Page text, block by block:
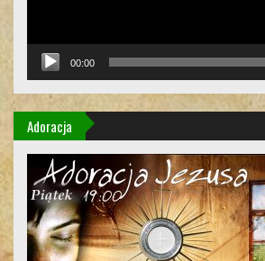
00:00
Adoracja